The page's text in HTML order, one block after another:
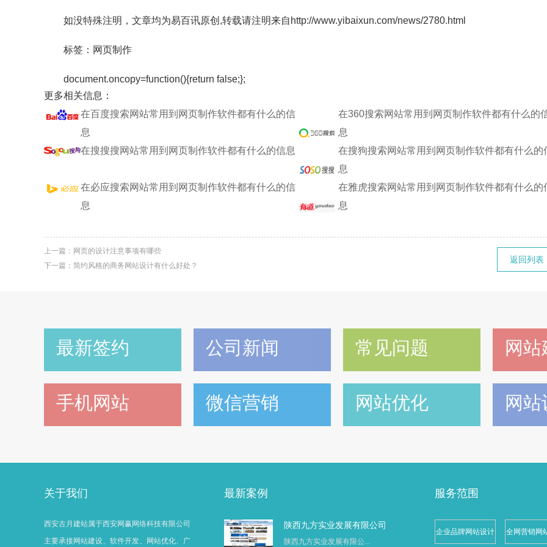
如没特殊注明，文章均为易百讯原创,转载请注明来自http://www.yibaixun.com/news/2780.html
标签：网页制作
document.oncopy=function(){return false;};
更多相关信息：
在百度搜索网站常用到网页制作软件都有什么的信
息
在360搜索网站常用到网页制作软件都有什么的
息
在搜搜搜网站常用到网页制作软件都有什么的信息
在搜狗搜索网站常用到网页制作软件都有什么的
息
在必应搜索网站常用到网页制作软件都有什么的信
息
在雅虎搜索网站常用到网页制作软件都有什么的
息
返回列表
上一篇： 网页的设计注意事项有哪些
下一篇： 简约风格的商务网站设计有什么好处？
最新签约 公司新闻 常见问题 网
手机网站 微信营销 网站优化 网
关于我们
西安古月建站属于西安网赢网络科技有限公司
主要承接网站建设、软件开发、网站优化、广
最新案例
陕西九方实业发展有限公司
陕西九方实业发展有限公...
服务范围
企业品牌网站设计 全网营销网